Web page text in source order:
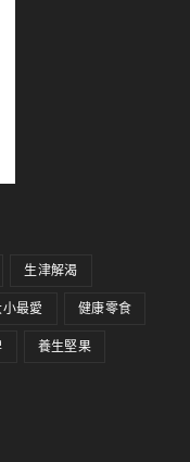
生津解渴
最愛 健康零食
養生堅果